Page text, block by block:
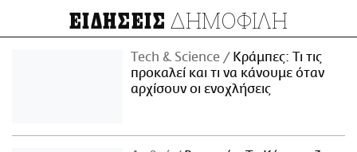
ΕΙΔΗΣΕΙΣ ΔΗΜΟΦΙΛΗ
Τech & Science
Κράμπες: Τι τις
προκαλεί και τι να κάνουμε όταν
αρχίσουν οι ενοχλήσεις